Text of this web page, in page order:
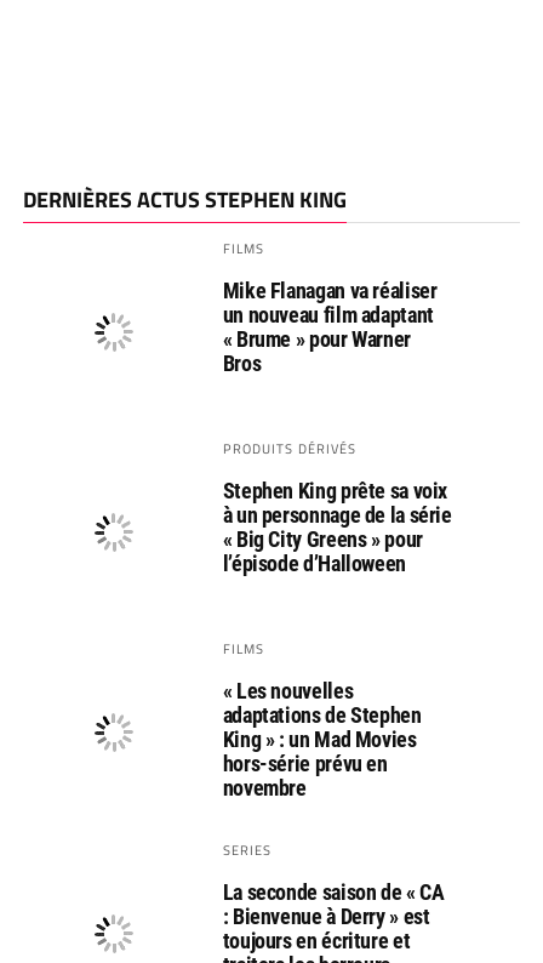
DERNIÈRES ACTUS STEPHEN KING
FILMS
Mike Flanagan va réaliser
un nouveau film adaptant
« Brume » pour Warner
Bros
PRODUITS DÉRIVÉS
Stephen King prête sa voix
à un personnage de la série
« Big City Greens » pour
l’épisode d’Halloween
FILMS
« Les nouvelles
adaptations de Stephen
King » : un Mad Movies
hors-série prévu en
novembre
SERIES
La seconde saison de « CA
: Bienvenue à Derry » est
toujours en écriture et